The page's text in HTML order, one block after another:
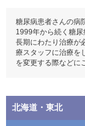
談話室BBS
糖尿病のきほん
特集・連載
インスリンポンプ
血糖トレンド
糖尿病患者さんの病
1999年から続く糖尿
長期にわたり治療が
療スタッフに治療を
を変更する際などに
北海道・東北